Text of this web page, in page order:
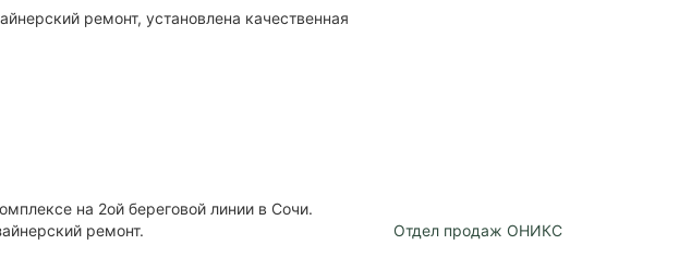
ремонт, установлена качественная
на 2ой береговой линии в Сочи.
ремонт.
Отдел продаж ОНИКС